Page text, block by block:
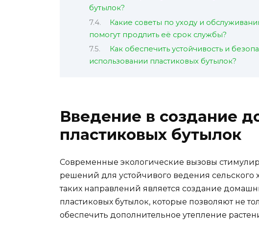
бутылок?
Какие советы по уходу и
помогут продлить её срок службы?
Как обеспечить устойчивость и
использовании пластиковых бутылок?
Введение в создание
пластиковых бутылок
Современные экологические вызовы
решений для устойчивого ведения сельского
таких направлений является создание
пластиковых бутылок, которые позволяют не
обеспечить дополнительное утепление